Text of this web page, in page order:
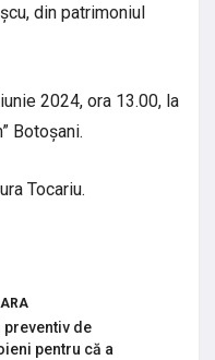
din patrimoniul
2024, ora 13.00, la
Botoșani.
Tocariu.
preventiv de
pentru că a